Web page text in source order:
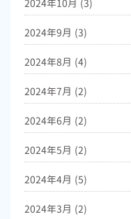
2024年10月 (3)
2024年9月 (3)
2024年8月 (4)
2024年7月 (2)
2024年6月 (2)
2024年5月 (2)
2024年4月 (5)
2024年3月 (2)